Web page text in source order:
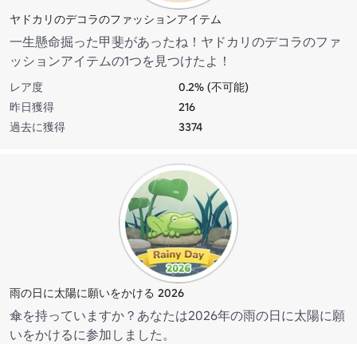
ヤドカリのデコラのファッションアイテム
一生懸命掘った甲斐があったね！ヤドカリのデコラのファ
ッションアイテムの1つを見つけたよ！
レア度
0.2% (不可能)
昨日獲得
216
過去に獲得
3374
雨の日に太陽に願いをかける 2026
傘を持っていますか？あなたは2026年の雨の日に太陽に願
いをかけるに参加しました。